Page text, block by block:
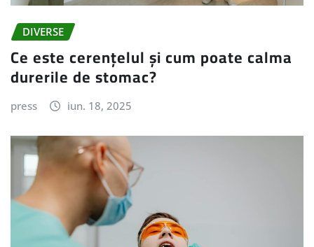
DIVERSE
Ce este cerențelul și cum poate calma
durerile de stomac?
press iun. 18, 2025